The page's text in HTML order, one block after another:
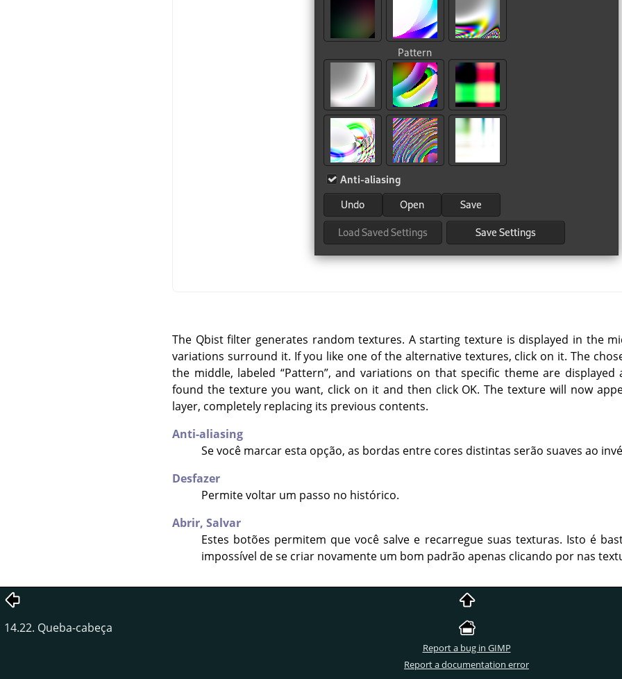
The Qbist filter generates random textures. A starting texture is displayed in the
variations surround it. If you like one of the alternative textures, click on it. The
the middle, labeled “Pattern”, and variations on that specific theme are displayed
found the texture you want, click on it and then click OK. The texture will now
layer, completely replacing its previous contents.
Anti-aliasing
Se você marcar esta opção, as bordas entre cores distintas serão suaves ao
Desfazer
Permite voltar um passo no histórico.
Abrir, Salvar
Estes botões permitem que você salve e recarregue suas texturas. Isto é
impossível de se criar novamente um bom padrão apenas clicando por nas
14.22. Queba-cabeça
Report a bug in GIMP
Report a documentation error